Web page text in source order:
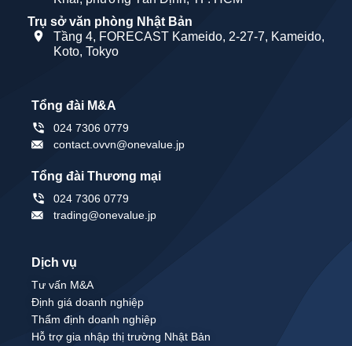
Trụ sở văn phòng Nhật Bản
Tầng 4, FORECAST Kameido, 2-27-7, Kameido,
Koto, Tokyo
Tổng đài M&A
024 7306 0779
contact.ovvn@onevalue.jp
Tổng đài Thương mại
024 7306 0779
trading@onevalue.jp
Dịch vụ
Tư vấn M&A
Định giá doanh nghiệp
Thẩm định doanh nghiệp
Hỗ trợ gia nhập thị trường Nhật Bản